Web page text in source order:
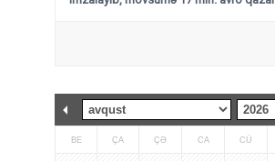
BE ÇA ÇƏ CA CÜ